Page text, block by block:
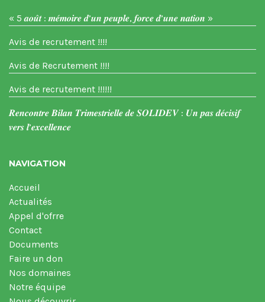
« 5 𝒂𝒐𝒖̂𝒕 : 𝒎𝒆́𝒎𝒐𝒊𝒓𝒆 𝒅’𝒖𝒏 𝒑𝒆𝒖𝒑𝒍𝒆, 𝒇𝒐𝒓𝒄𝒆 𝒅’𝒖𝒏𝒆 𝒏𝒂𝒕𝒊𝒐𝒏 »
Avis de recrutement !!!!
Avis de Recrutement !!!!
Avis de recrutement !!!!!!
𝑹𝒆𝒏𝒄𝒐𝒏𝒕𝒓𝒆 𝑩𝒊𝒍𝒂𝒏 𝑻𝒓𝒊𝒎𝒆𝒔𝒕𝒓𝒊𝒆𝒍𝒍𝒆 𝒅𝒆 𝑺𝑶𝑳𝑰𝑫𝑬𝑽 : 𝑼𝒏 𝒑𝒂𝒔 𝒅𝒆́𝒄𝒊𝒔𝒊𝒇
𝒗𝒆𝒓𝒔 𝒍’𝒆𝒙𝒄𝒆𝒍𝒍𝒆𝒏𝒄𝒆
NAVIGATION
Accueil
Actualités
Appel d'ofrre
Contact
Documents
Faire un don
Nos domaines
Notre équipe